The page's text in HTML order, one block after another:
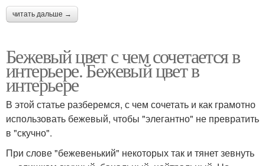
читать дальше →
Бежевый цвет с чем сочетается в
интерьере. Бежевый цвет в
интерьере
В этой статье разберемся, с чем сочетать и как грамотно
использовать бежевый, чтобы "элегантно" не превратить
в "скучно".
При слове "бежевенький" некоторых так и тянет зевнуть